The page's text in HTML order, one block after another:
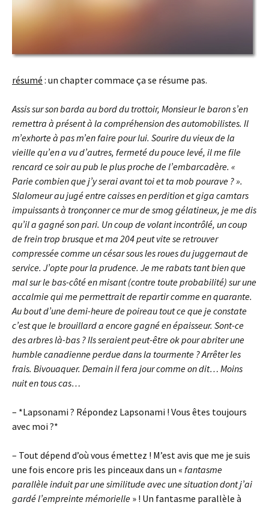
résumé : un chapter commace ça se résume pas.
Assis sur son barda au bord du trottoir, Monsieur le baron s’en
remettra à présent à la compréhension des automobilistes. Il
m’exhorte à pas m’en faire pour lui. Sourire du vieux de la
vieille qu’en a vu d’autres, fermeté du pouce levé, il me file
rencard ce soir au pub le plus proche de l’embarcadère. «
Parie combien que j’y serai avant toi et ta mob pourave ? ».
Slalomeur au jugé entre caisses en perdition et giga camtars
impuissants à tronçonner ce mur de smog gélatineux, je me dis
qu’il a gagné son pari. Un coup de volant incontrôlé, un coup
de frein trop brusque et ma 204 peut vite se retrouver
compressée comme un césar sous les roues du juggernaut de
service. J’opte pour la prudence. Je me rabats tant bien que
mal sur le bas-côté en misant (contre toute probabilité) sur une
accalmie qui me permettrait de repartir comme en quarante.
Au bout d’une demi-heure de poireau tout ce que je constate
c’est que le brouillard a encore gagné en épaisseur. Sont-ce
des arbres là-bas ? Ils seraient peut-être ok pour abriter une
humble canadienne perdue dans la tourmente ? Arrêter les
frais. Bivouaquer. Demain il fera jour comme on dit… Moins
nuit en tous cas…
– *Lapsonami ? Répondez Lapsonami ! Vous êtes toujours
avec moi ?*
– Tout dépend d’où vous émettez ! M’est avis que me je suis
une fois encore pris les pinceaux dans un « fantasme
parallèle induit par une similitude avec une situation dont j’ai
gardé l’empreinte mémorielle » ! Un fantasme parallèle à